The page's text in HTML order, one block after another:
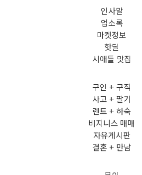
인사말
업소록
마켓정보
핫딜
시애틀 맛집
구인 + 구직
사고 + 팔기
렌트 + 하숙
비지니스 매매
자유게시판
결혼 + 만남